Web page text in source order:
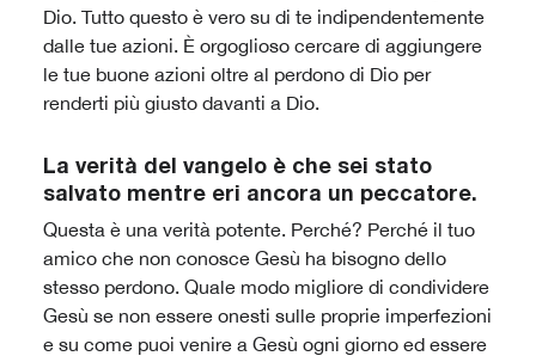
Dio. Tutto questo è vero su di te indipendentemente
dalle tue azioni. È orgoglioso cercare di aggiungere
le tue buone azioni oltre al perdono di Dio per
renderti più giusto davanti a Dio.
La verità del vangelo è che sei stato
salvato mentre eri ancora un peccatore.
Questa è una verità potente. Perché? Perché il tuo
amico che non conosce Gesù ha bisogno dello
stesso perdono. Quale modo migliore di condividere
Gesù se non essere onesti sulle proprie imperfezioni
e su come puoi venire a Gesù ogni giorno ed essere